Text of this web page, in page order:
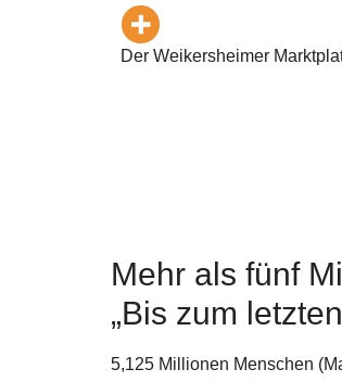
Der Weikersheimer
Mehr als fünf
„Bis zum
5,125 Millionen Menschen